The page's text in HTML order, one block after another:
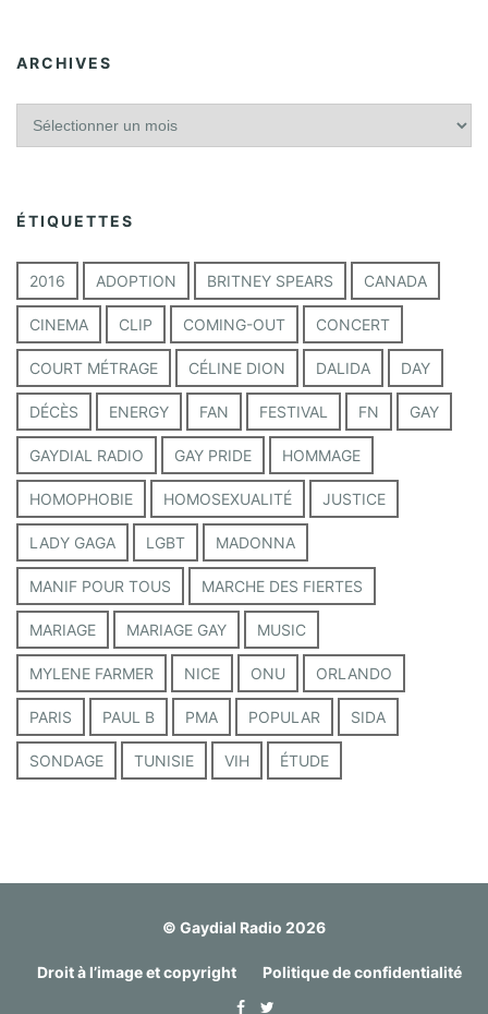
ARCHIVES
v
ÉTIQUETTES
2016 ADOPTION BRITNEY SPEARS CANADA
CINEMA CLIP COMING-OUT CONCERT
COURT MÉTRAGE CÉLINE DION DALIDA DAY
DÉCÈS ENERGY FAN FESTIVAL FN GAY
GAYDIAL RADIO GAY PRIDE HOMMAGE
HOMOPHOBIE HOMOSEXUALITÉ JUSTICE
LADY GAGA LGBT MADONNA
MANIF POUR TOUS MARCHE DES FIERTES
MARIAGE MARIAGE GAY MUSIC
MYLENE FARMER NICE ONU ORLANDO
PARIS PAUL B PMA POPULAR SIDA
SONDAGE TUNISIE VIH ÉTUDE
© Gaydial Radio 2026
Droit à l’image et copyright Politique de confidentialité